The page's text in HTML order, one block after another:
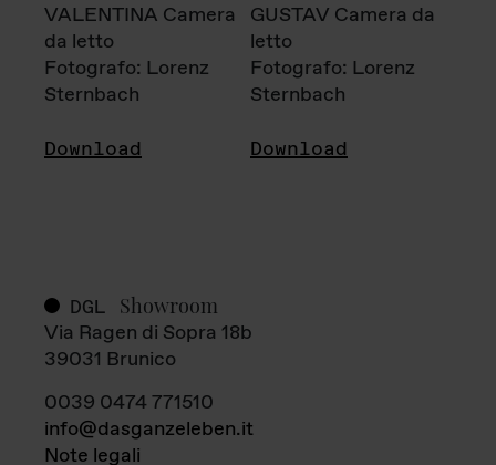
VALENTINA Camera
da letto
Fotografo: Lorenz
Sternbach
Download
GUSTAV Camera da
letto
Fotografo: Lorenz
Sternbach
Download
DGL Showroom
Via Ragen di Sopra 18b
39031 Brunico
0039 0474 771510
info@dasganzeleben.it
Note legali